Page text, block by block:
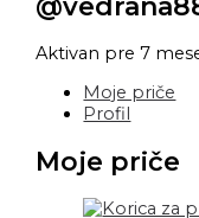
Aktivan pre 7
Moje priče
Profil
Moje priče